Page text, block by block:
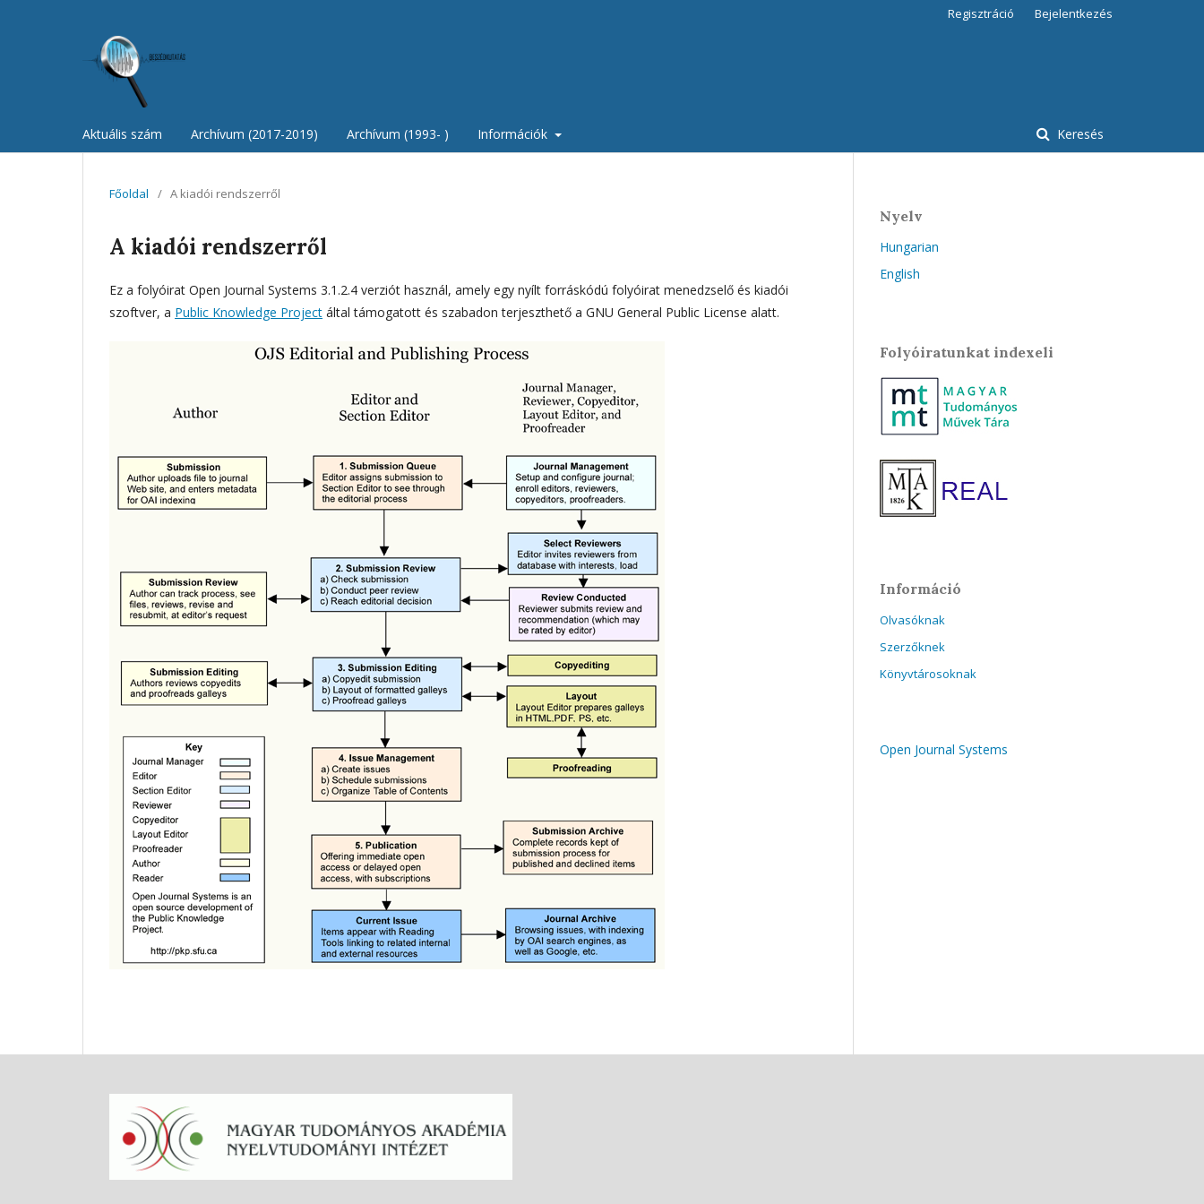
Aktuális szám Archívum (2017-2019) Archívum (1993- ) Információk Keresés
Regisztráció Bejelentkezés
Főoldal / A kiadói rendszerről
A kiadói rendszerről
Ez a folyóirat Open Journal Systems 3.1.2.4 verziót használ, amely egy nyílt forráskódú folyóirat menedzselő és kiadói
szoftver, a Public Knowledge Project által támogatott és szabadon terjeszthető a GNU General Public License alatt.
Nyelv
Hungarian
English
Folyóiratunkat indexeli
Információ
Olvasóknak
Szerzőknek
Könyvtárosoknak
Open Journal Systems